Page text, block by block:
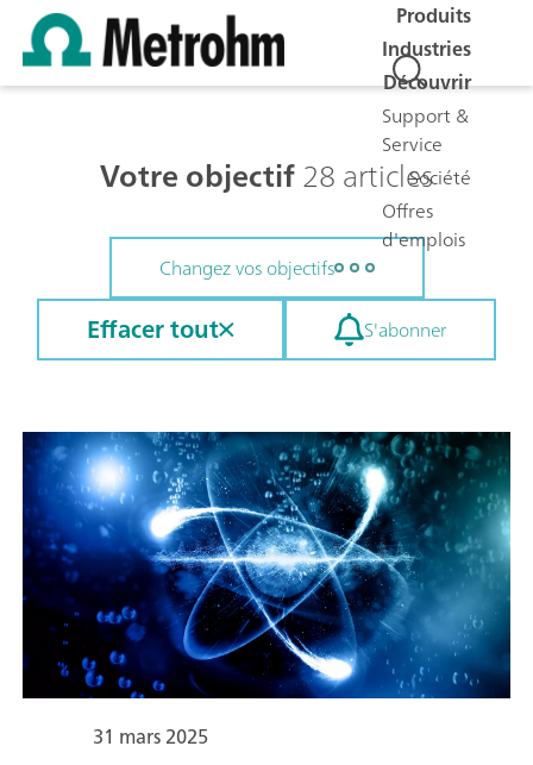
Produits
Industries
Découvrir
Support &
Service
Société
Offres
d'emplois
Votre objectif28 articles
Changez vos objectifs
Effacer tout S'abonner
31 mars 2025